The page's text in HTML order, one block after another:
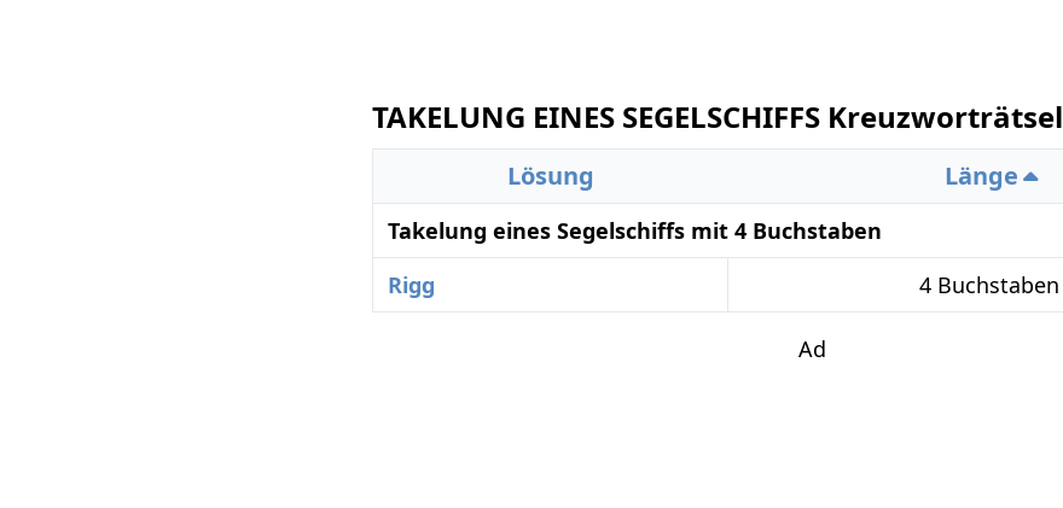
TAKELUNG EINES SEGELSCHIFFS Kreuzworträtsel
Lösung Länge
Takelung eines Segelschiffs mit 4 Buchstaben
Rigg
4 Buchstaben
Ad